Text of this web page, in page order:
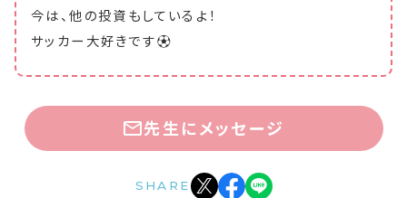
今は、他の投資もしているよ！
サッカー大好きです⚽️
先生にメッセージ
SHARE